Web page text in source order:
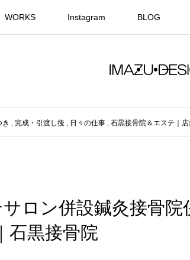
WORKS Instagram BLOG
き 完成・引渡し後 日々の仕事 石黒接骨院＆エステ｜
ロン併設鍼灸接骨
石黒接骨院